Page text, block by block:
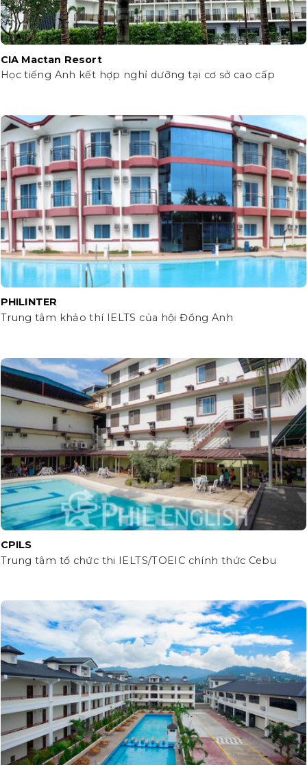
CIA Mactan Resort
Học tiếng Anh kết hợp nghỉ dưỡng tại cơ sở cao cấp
PHILINTER
Trung tâm khảo thí IELTS của hội Đồng Anh
CPILS
Trung tâm tổ chức thi IELTS/TOEIC chính thức Cebu